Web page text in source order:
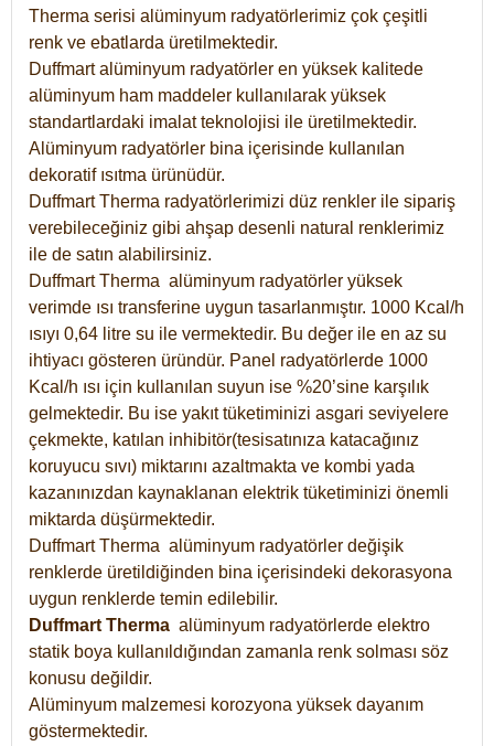
Therma serisi alüminyum radyatörlerimiz çok çeşitli
renk ve ebatlarda üretilmektedir.
Duffmart alüminyum radyatörler en yüksek kalitede
alüminyum ham maddeler kullanılarak yüksek
standartlardaki imalat teknolojisi ile üretilmektedir.
Alüminyum radyatörler bina içerisinde kullanılan
dekoratif ısıtma ürünüdür.
Duffmart Therma radyatörlerimizi düz renkler ile sipariş
verebileceğiniz gibi ahşap desenli natural renklerimiz
ile de satın alabilirsiniz.
Duffmart Therma alüminyum radyatörler yüksek
verimde ısı transferine uygun tasarlanmıştır. 1000 Kcal/h
ısıyı 0,64 litre su ile vermektedir. Bu değer ile en az su
ihtiyacı gösteren üründür. Panel radyatörlerde 1000
Kcal/h ısı için kullanılan suyun ise %20’sine karşılık
gelmektedir. Bu ise yakıt tüketiminizi asgari seviyelere
çekmekte, katılan inhibitör(tesisatınıza katacağınız
koruyucu sıvı) miktarını azaltmakta ve kombi yada
kazanınızdan kaynaklanan elektrik tüketiminizi önemli
miktarda düşürmektedir.
Duffmart Therma alüminyum radyatörler değişik
renklerde üretildiğinden bina içerisindeki dekorasyona
uygun renklerde temin edilebilir.
Duffmart Therma alüminyum radyatörlerde elektro
statik boya kullanıldığından zamanla renk solması söz
konusu değildir.
Alüminyum malzemesi korozyona yüksek dayanım
göstermektedir.